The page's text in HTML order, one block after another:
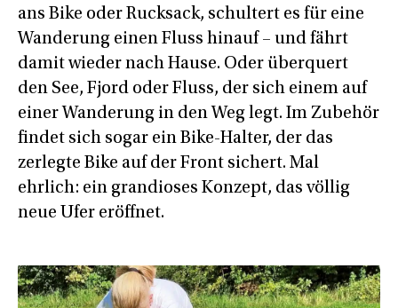
ans Bike oder Rucksack, schultert es für eine
Wanderung einen Fluss hinauf – und fährt
damit wieder nach Hause. Oder überquert
den See, Fjord oder Fluss, der sich einem auf
einer Wanderung in den Weg legt. Im Zubehör
findet sich sogar ein Bike-Halter, der das
zerlegte Bike auf der Front sichert. Mal
ehrlich: ein grandioses Konzept, das völlig
neue Ufer eröffnet.